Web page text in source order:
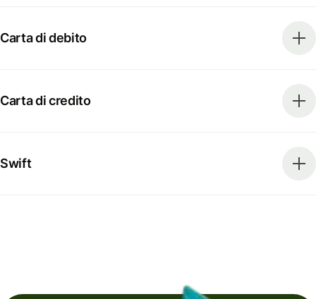
Carta di debito
Carta di credito
Swift